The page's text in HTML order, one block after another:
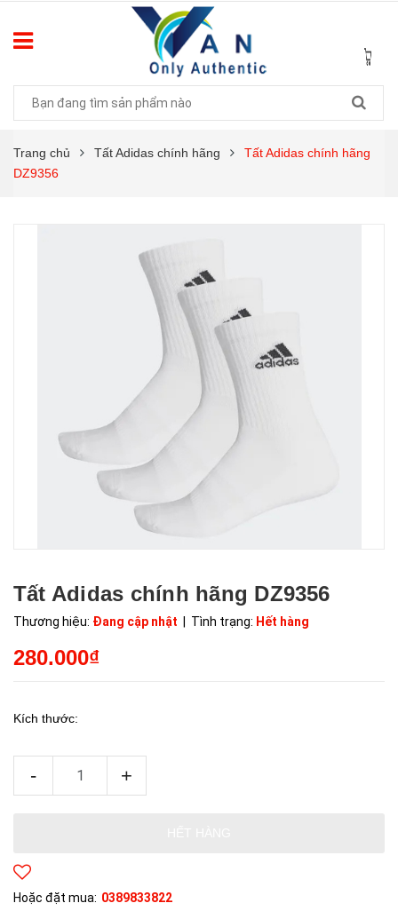
Trang chủ Tất Adidas chính hãng
Tất Adidas chính hãng
DZ9356
Tất Adidas chính hãng DZ9356
Thương hiệu: Đang cập nhật | Tình trạng: Hết hàng
280.000₫
Kích thước:
- +
Hoặc đặt mua: 0389833822